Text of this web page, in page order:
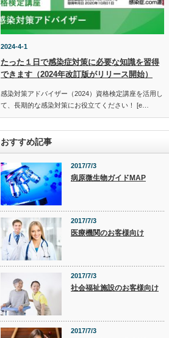
2024-4-1
たった１日で感染症対策に必要な知識を習得
できます（2024年改訂版がリリース開始）
感染対策アドバイザー（2024）資格検定講座を活用し
て、長期的な感染対策にお役立てください！ [e…
おすすめ記事
2017/7/3
病原微生物ガイドMAP
2017/7/3
医療機関のお客様向け
2017/7/3
社会福祉施設のお客様向け
2017/7/3